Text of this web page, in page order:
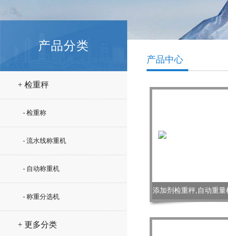
产品分类
+ 检重秤
- 检重称
- 流水线称重机
- 自动称重机
- 称重分选机
+ 更多分类
产品中心
添加剂检重秤,自动重